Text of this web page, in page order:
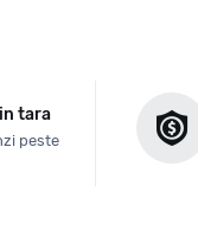
tara
peste